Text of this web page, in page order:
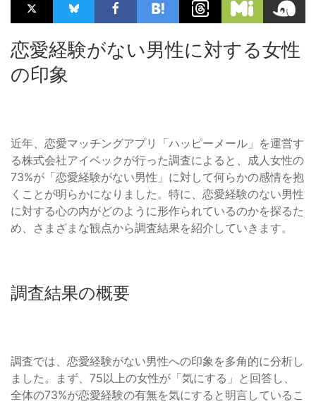
恋愛経験がない男性に対する女性
の印象
近年、恋愛マッチングアプリ「ハッピーメール」を運営す
る株式会社アイベックが行った調査によると、成人女性の
73%が「恋愛経験がない男性」に対して何らかの感情を抱
くことが明らかになりました。特に、恋愛経験のない男性
に対する心の内がどのように形作られているのかを探るた
め、さまざまな観点から調査結果を紹介していきます。
調査結果の概要
調査では、恋愛経験がない男性への印象を多角的に分析し
ました。まず、75以上の女性が「気にする」と回答し、
全体の73%が恋愛経験の有無を気にすると明言しているこ